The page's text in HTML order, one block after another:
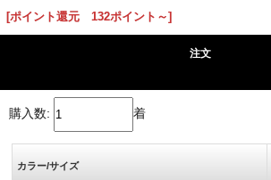
[ポイント還元 132ポイント～]
注文
購入数: 着
カラー/サイズ